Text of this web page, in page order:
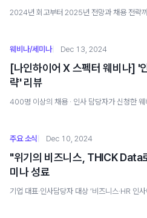
2024년 회고부터 2025년 전망과 채용 전략
웨비나/세미나 Dec 13, 2024
[나인하이어 X 스펙터 웨비나] '
략' 리뷰
400명 이상의 채용 · 인사 담당자가 신청한
주요 소식 Dec 10, 2024
"위기의 비즈니스, THICK Data
미나 성료
기업 대표·인사담당자 대상 ‘비즈니스·HR 인